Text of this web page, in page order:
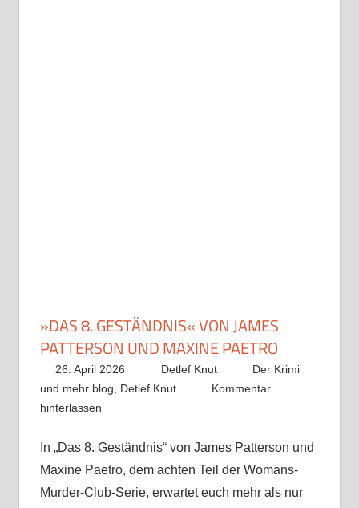
»DAS 8. GESTÄNDNIS« VON JAMES
PATTERSON UND MAXINE PAETRO
26. April 2026 Detlef Knut
Der Krimi
und mehr blog
Detlef Knut
Kommentar
hinterlassen
In „Das 8. Geständnis“ von James Patterson und
Maxine Paetro, dem achten Teil der Womans-
Murder-Club-Serie, erwartet euch mehr als nur